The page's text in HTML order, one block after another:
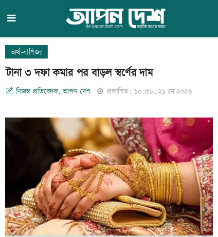
অর্থ-বাণিজ্য
টানা ৩ দফা কমার পর বাড়ল স্বর্ণের দাম
নিজস্ব প্রতিবেদক, আপন দেশ প্রকাশিত: ১০:৫৮, ২১ মে ২০২৬